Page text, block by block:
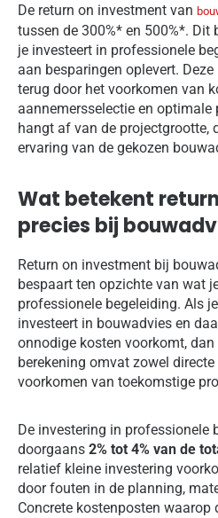
De return on investment van
tussen de 300%* en 500%*. Dit
je investeert in professionele
aan besparingen oplevert.
terug door het voorkomen van
aannemersselectie en optimale
hangt af van de projectgrootte,
ervaring van de gekozen
Wat betekent
precies bij
Return on investment bij
bespaart ten opzichte van wat
professionele begeleiding. Als
investeert in bouwadvies en
onnodige kosten voorkomt, dan
berekening omvat zowel
voorkomen van toekomstige
De investering in professionele
doorgaans 2% tot 4% van de
relatief kleine investering
door fouten in de planning,
Concrete kostenposten waarop